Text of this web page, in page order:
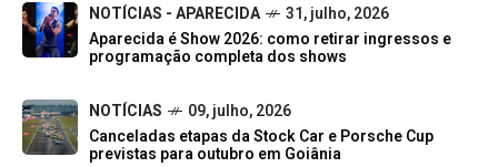
NOTÍCIAS - APARECIDA
31, julho, 2026
Aparecida é Show 2026: como retirar ingressos e
programação completa dos shows
NOTÍCIAS
09, julho, 2026
Canceladas etapas da Stock Car e Porsche Cup
previstas para outubro em Goiânia